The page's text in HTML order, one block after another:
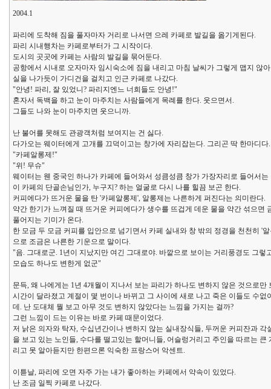
2004.1
파리에 도착해 짐을 풀자마자 거리로 나서면 으레 카페로 발길을 옮기게된다.
파리 시내행차는 카페로부터가 그 시작이다.
도시의 곳곳에 카페는 사람의 발길을 묶어둔다.
공항에서 시내로 오자마자 임시숙소에 짐을 내리고 마침 날씨가 그렇게 맵지 않
실을 나가듯이 가디건을 걸치고 인근 카페로 나갔다.
"안녕! 파리, 잘 있었니? 파리지엔느 너희들도 안녕!"
혼자서 독백을 하고 눈이 마주치는 사람들에게 목례를 한다. 웃으면서.
그들도 나와 눈이 마주치면 웃으니까.
난 불어를 못해도 관광객처럼 보여지는 건 싫다.
다가오는 웨이터에게 고개를 끄덕이고는 창가에 자리잡는다. 그리곤 딱 한마디다.
"카페알롱제!"
"위! 무슈"
웨이터는 웬 중국인 하나가 카페에 들어와서 성큼성큼 창가 가장자리로 들어서는
이 카페의 단골손님인가, 누구지? 하는 얼굴로 다시 나를 힐끔 보곤 한다.
커피에다가 뜨거운 물을 탄 '카페알롱제', 알롱제는 나른하게 퍼진다는 의미란다.
약간 한기가 느껴질 때 뜨거운 커피에다가 생수를 뜨겁게 데운 물을 약간 섞으면
풀어지는 기미가 온다.
한 모금 두 모금 커피를 입안으로 넘기면서 카페 실내와 창 밖의 정경을 천천히 '
으로 조금은 나른한 기운으로 말이다.
"음. 그대로군. 1년이 지났지만 여긴 그대로야. 바깥으로 보이는 거리풍경도 그렇
모습도 하나도 변한게 없군"
문득, 왜 나에게는 1년 4개월이 지나서 보는 파리가 하나도 변하지 않은 것으로만
시간이 달라졌고 계절이 몇 번이나 바뀌고 그 사이에 새로 나고 죽은 이들도 수없
데. 난 도대체 뭘 보고 아무 것도 변하지 않았다는 느낌을 가지는 걸까?
그런 느낌이 드는 이유는 바로 카페 때문이었다.
저 낡은 의자와 탁자, 수십년간이나 변하지 않는 실내장식들, 두꺼운 커피잔과 각
을 보고 있는 노인들, 수다를 떨고있는 할머니들, 어슬렁거리고 주인을 따르는 큰
리고 못 알아듣지만 한편으론 익숙한 프랑스어 악센트.
이튿날, 파리에 오면 자주 가는 내가 좋아하는 카페에서 약속이 있었다.
난 조금 일찍 카페로 나갔다.